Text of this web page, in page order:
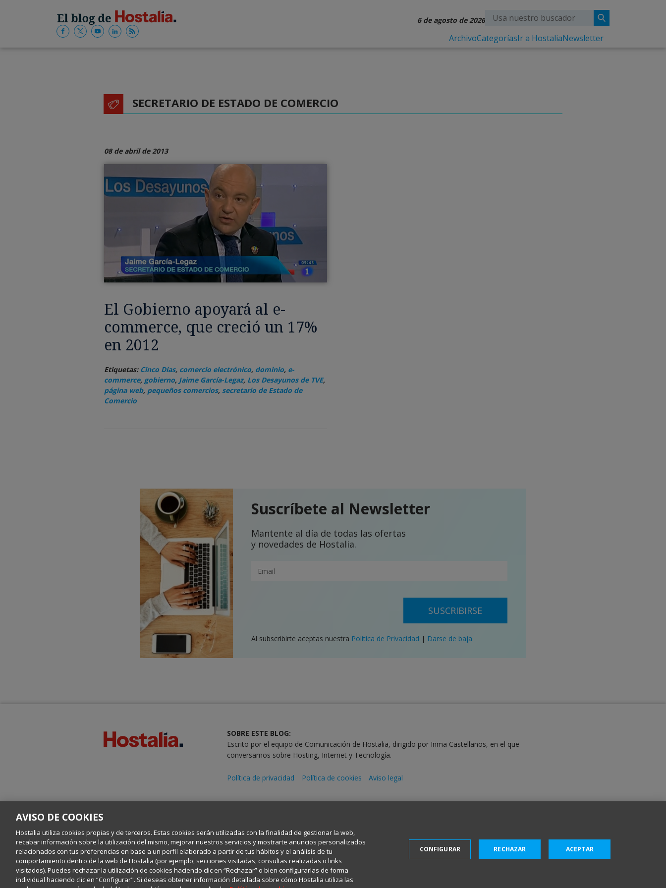
6 de agosto de 2026
ArchivoCategoríasIr a HostaliaNewsletter
SECRETARIO DE ESTADO DE COMERCIO
08 de abril de 2013
El Gobierno apoyará al e-
commerce, que creció un 17%
en 2012
Etiquetas: Cinco Días, comercio electrónico, dominio, e-
commerce, gobierno, Jaime García-Legaz, Los Desayunos de TVE,
página web, pequeños comercios, secretario de Estado de
Comercio
Suscríbete al Newsletter
Mantente al día de todas las ofertas
y novedades de Hostalia.
SUSCRIBIRSE
Al subscribirte aceptas nuestra Política de Privacidad | Darse de baja
SOBRE ESTE BLOG:
Escrito por el equipo de Comunicación de Hostalia, dirigido por Inma Castellanos, en el que
conversamos sobre Hosting, Internet y Tecnología.
Política de privacidad Política de cookies Aviso legal
Todos los Derechos Reservados
AVISO DE COOKIES
Hostalia utiliza cookies propias y de terceros. Estas cookies serán utilizadas con la finalidad de gestionar la web,
recabar información sobre la utilización del mismo, mejorar nuestros servicios y mostrarte anuncios personalizados
relacionados con tus preferencias en base a un perfil elaborado a partir de tus hábitos y el análisis de tu
comportamiento dentro de la web de Hostalia (por ejemplo, secciones visitadas, consultas realizadas o links
visitados). Puedes rechazar la utilización de cookies haciendo clic en “Rechazar” o bien configurarlas de forma
individual haciendo clic en “Configurar". Si deseas obtener información detallada sobre cómo Hostalia utiliza las
CONFIGURAR RECHAZAR ACEPTAR